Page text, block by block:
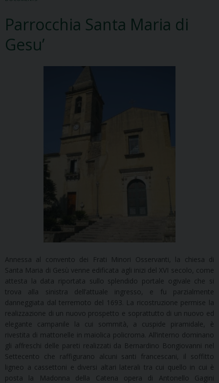
Parrocchia Santa Maria di
Gesu’
Annessa al convento dei Frati Minori Osservanti, la chiesa di
Santa Maria di Gesù venne edificata agli inizi del XVI secolo, come
attesta la data riportata sullo splendido portale ogivale che si
trova alla sinistra dell’attuale ingresso, e fu parzialmente
danneggiata dal terremoto del 1693. La ricostruzione permise la
realizzazione di un nuovo prospetto e soprattutto di un nuovo ed
elegante campanile la cui sommità, a cuspide piramidale, è
rivestita di mattonelle in maiolica policroma. All’interno dominano
gli affreschi delle pareti realizzati da Bernardino Bongiovanni nel
Settecento che raffigurano alcuni santi francescani, il soffitto
ligneo a cassettoni e diversi altari laterali tra cui quello in cui è
posta la Madonna della Catena opera di Antonello Gagini